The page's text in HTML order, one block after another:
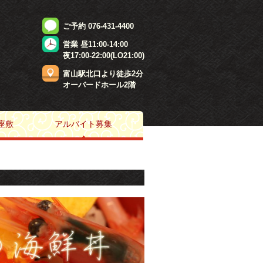
ご予約 076-431-4400
営業 昼11:00-14:00
夜17:00-22:00(LO21:00)
富山駅北口より徒歩2分
オーバードホール2階
敷 アルバイト募集